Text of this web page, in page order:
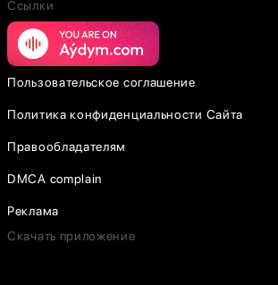
Ссылки
Пользовательское соглашение
Политика конфиденциальности Сайта
Правообладателям
DMCA complain
Реклама
Скачать приложение